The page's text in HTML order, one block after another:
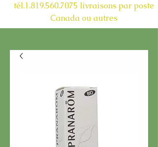
tél.1.819.560.7075 livraisons par poste
Canada ou autres